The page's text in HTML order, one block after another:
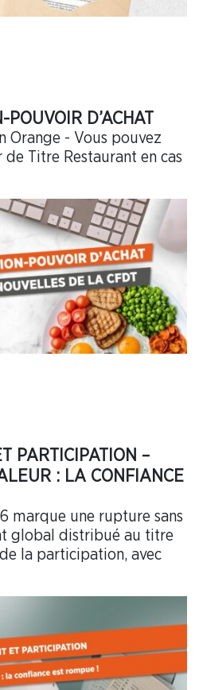
POUVOIR D’ACHAT
Orange - Vous pouvez
Titre Restaurant en cas
PARTICIPATION –
: LA CONFIANCE
marque une rupture sans
global distribué au titre
la participation, avec